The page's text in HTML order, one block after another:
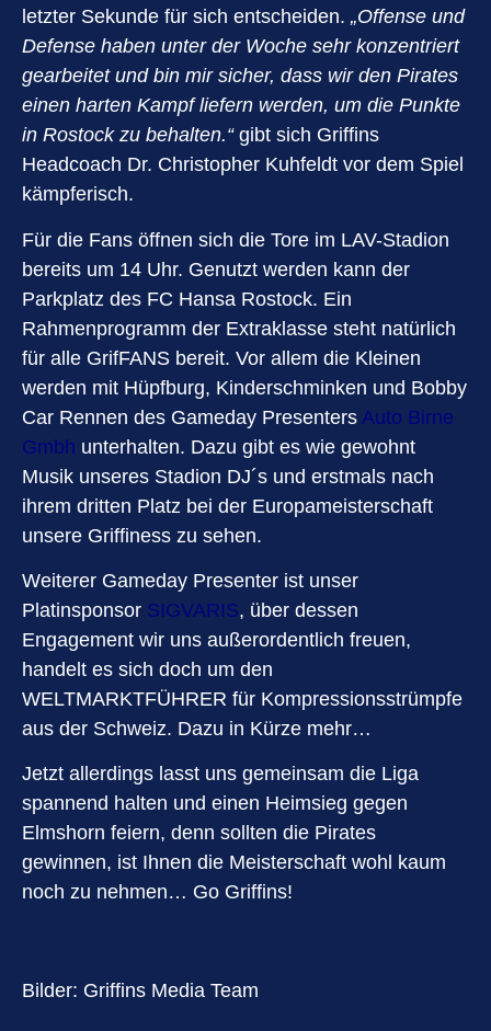
letzter Sekunde für sich entscheiden. „Offense und
Defense haben unter der Woche sehr konzentriert
gearbeitet und bin mir sicher, dass wir den Pirates
einen harten Kampf liefern werden, um die Punkte
in Rostock zu behalten.“gibt sich Griffins
Headcoach Dr. Christopher Kuhfeldt vor dem Spiel
kämpferisch.
Für die Fans öffnen sich die Tore im LAV-Stadion
bereits um 14 Uhr. Genutzt werden kann der
Parkplatz des FC Hansa Rostock. Ein
Rahmenprogramm der Extraklasse steht natürlich
für alle GrifFANS bereit. Vor allem die Kleinen
werden mit Hüpfburg, Kinderschminken und Bobby
Car Rennen des Gameday Presenters Auto Birne
Gmbh unterhalten. Dazu gibt es wie gewohnt
Musik unseres Stadion DJ´s und erstmals nach
ihrem dritten Platz bei der Europameisterschaft
unsere Griffiness zu sehen.
Weiterer Gameday Presenter ist unser
Platinsponsor SIGVARIS, über dessen
Engagement wir uns außerordentlich freuen,
handelt es sich doch um den
WELTMARKTFÜHRER für Kompressionsstrümpfe
aus der Schweiz. Dazu in Kürze mehr…
Jetzt allerdings lasst uns gemeinsam die Liga
spannend halten und einen Heimsieg gegen
Elmshorn feiern, denn sollten die Pirates
gewinnen, ist Ihnen die Meisterschaft wohl kaum
noch zu nehmen… Go Griffins!
Bilder: Griffins Media Team